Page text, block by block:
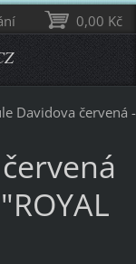
Davidova červená -
0,00 Kč